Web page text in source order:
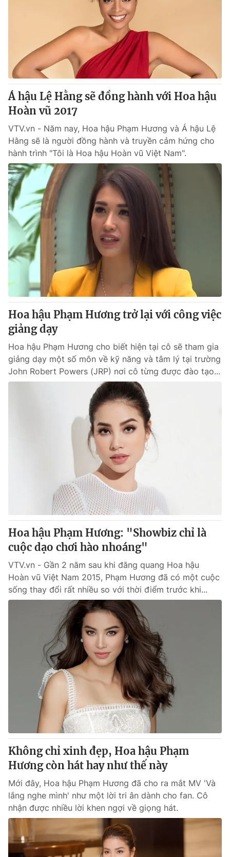
Á hậu Lệ Hằng sẽ đồng hành với Hoa hậu
Hoàn vũ 2017
VTV.vn - Năm nay, Hoa hậu Phạm Hương và Á hậu Lệ
Hằng sẽ là người đồng hành và truyền cảm hứng cho
hành trình "Tôi là Hoa hậu Hoàn vũ Việt Nam".
Hoa hậu Phạm Hương trở lại với công việc
giảng dạy
Hoa hậu Phạm Hương cho biết hiện tại cô sẽ tham gia
giảng dạy một số môn về kỹ năng và tâm lý tại trường
John Robert Powers (JRP) nơi cô từng được đào tạo...
Hoa hậu Phạm Hương: "Showbiz chỉ là
cuộc dạo chơi hào nhoáng"
VTV.vn - Gần 2 năm sau khi đăng quang Hoa hậu
Hoàn vũ Việt Nam 2015, Phạm Hương đã có một cuộc
sống thay đổi rất nhiều so với thời điểm trước khi...
Không chỉ xinh đẹp, Hoa hậu Phạm
Hương còn hát hay như thế này
Mới đây, Hoa hậu Phạm Hương đã cho ra mắt MV 'Và
lắng nghe mình' như một lời tri ân dành cho fan. Cô
nhận được nhiều lời khen ngợi về giọng hát.